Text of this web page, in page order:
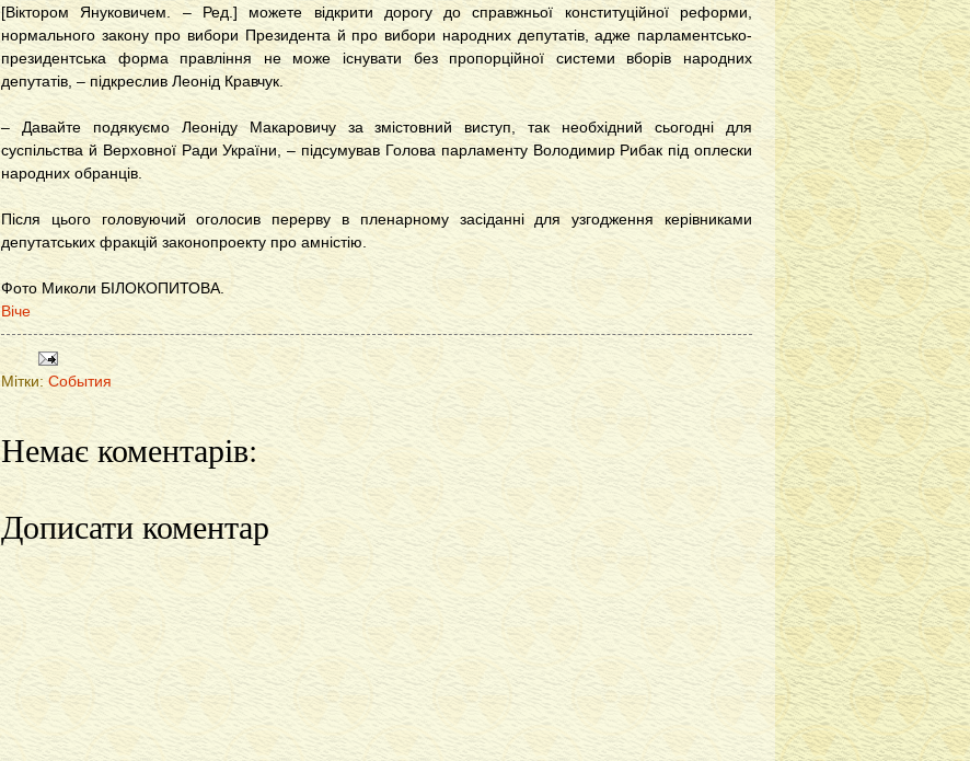
[Віктором Януковичем. – Ред.] можете відкрити дорогу до справжньої конституційної реформи,
нормального закону про вибори Президента й про вибори народних депутатів, адже парламентсько-
президентська форма правління не може існувати без пропорційної системи вборів народних
депутатів, – підкреслив Леонід Кравчук.
– Давайте подякуємо Леоніду Макаровичу за змістовний виступ, так необхідний сьогодні для
суспільства й Верховної Ради України, – підсумував Голова парламенту Володимир Рибак під оплески
народних обранців.
Після цього головуючий оголосив перерву в пленарному засіданні для узгодження керівниками
депутатських фракцій законопроекту про амністію.
Фото Миколи БІЛОКОПИТОВА.
Віче
Мітки: События
Немає коментарів:
Дописати коментар